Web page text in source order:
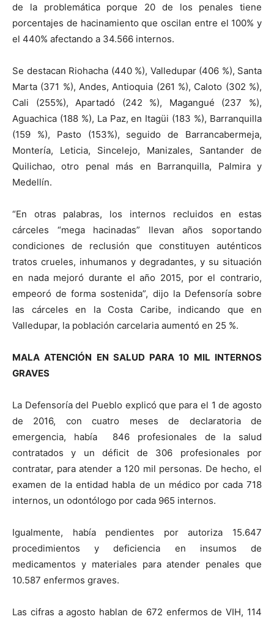
de la problemática porque 20 de los penales tiene
porcentajes de hacinamiento que oscilan entre el 100% y
el 440% afectando a 34.566 internos.
Se destacan Riohacha (440 %), Valledupar (406 %), Santa
Marta (371 %), Andes, Antioquia (261 %), Caloto (302 %),
Cali (255%), Apartadó (242 %), Magangué (237 %),
Aguachica (188 %), La Paz, en Itagüi (183 %), Barranquilla
(159 %), Pasto (153%), seguido de Barrancabermeja,
Montería, Leticia, Sincelejo, Manizales, Santander de
Quilichao, otro penal más en Barranquilla, Palmira y
Medellín.
“En otras palabras, los internos recluidos en estas
cárceles “mega hacinadas” llevan años soportando
condiciones de reclusión que constituyen auténticos
tratos crueles, inhumanos y degradantes, y su situación
en nada mejoró durante el año 2015, por el contrario,
empeoró de forma sostenida”, dijo la Defensoría sobre
las cárceles en la Costa Caribe, indicando que en
Valledupar, la población carcelaria aumentó en 25 %.
MALA ATENCIÓN EN SALUD PARA 10 MIL INTERNOS
GRAVES
La Defensoría del Pueblo explicó que para el 1 de agosto
de 2016, con cuatro meses de declaratoria de
emergencia, había 846 profesionales de la salud
contratados y un déficit de 306 profesionales por
contratar, para atender a 120 mil personas. De hecho, el
examen de la entidad habla de un médico por cada 718
internos, un odontólogo por cada 965 internos.
Igualmente, había pendientes por autoriza 15.647
procedimientos y deficiencia en insumos de
medicamentos y materiales para atender penales que
10.587 enfermos graves.
Las cifras a agosto hablan de 672 enfermos de VIH, 114